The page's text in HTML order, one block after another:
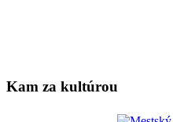
Kam za kultúrou